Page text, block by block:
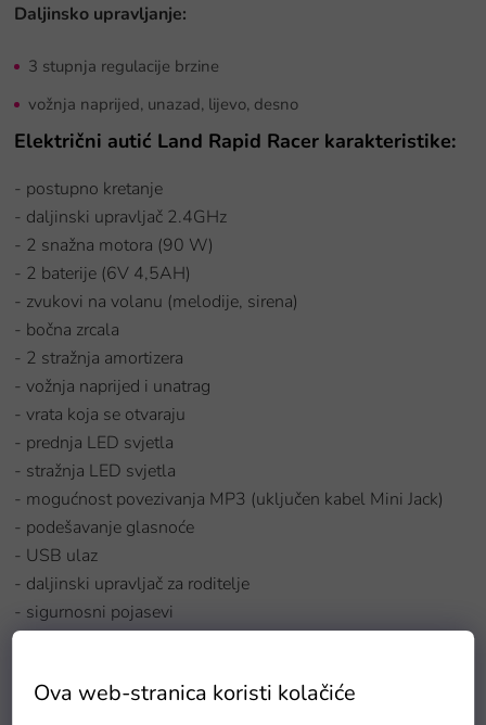
Ova web-stranica koristi kolačiće
Daljinsko upravljanje:
3 stupnja regulacije brzine
vožnja naprijed, unazad, lijevo, desno
Električni autić Land Rapid Racer karakteristike:
- postupno kretanje
- daljinski upravljač 2.4GHz
- 2 snažna motora (90 W)
- 2 baterije (6V 4,5AH)
- zvukovi na volanu (melodije, sirena)
- bočna zrcala
- 2 stražnja amortizera
- vožnja naprijed i unatrag
- vrata koja se otvaraju
- prednja LED svjetla
- stražnja LED svjetla
- mogućnost povezivanja MP3 (uključen kabel Mini Jack)
- podešavanje glasnoće
- USB ulaz
- daljinski upravljač za roditelje
- sigurnosni pojasevi
-
Tehnički parametri električnog autića: